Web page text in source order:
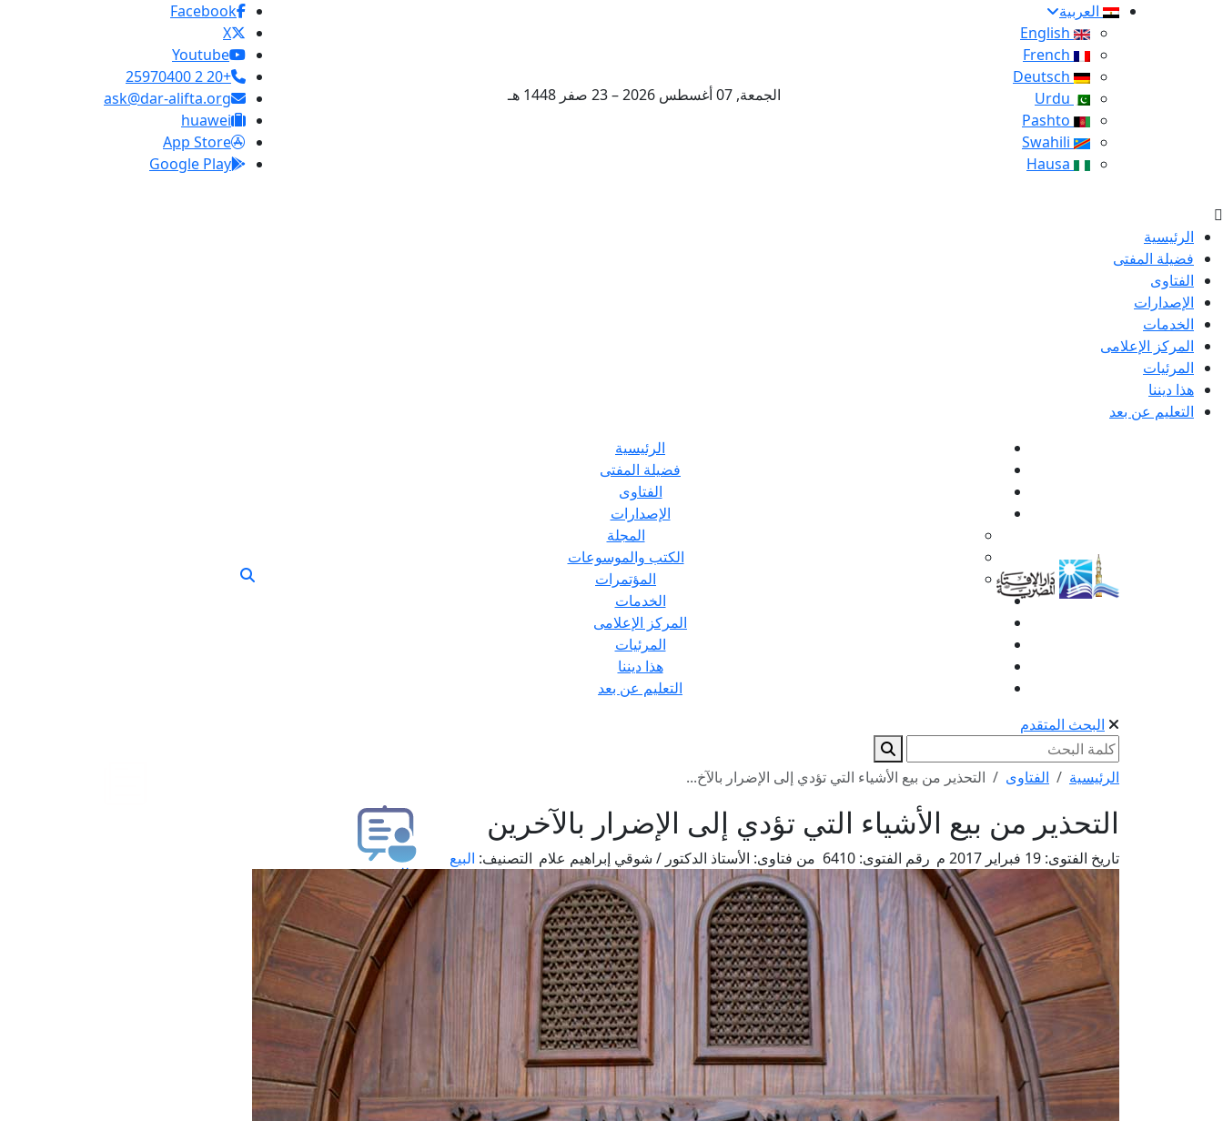
العربية
الجمعة, 07 أغسطس 2026 – 23 صفر 1448 هـ
Facebook
X
Youtube
+20 2 25970400
ask@dar-alifta.org
huawei
App Store
Google Play
الرئيسية
فضيلة المفتى
الفتاوى
الإصدارات
الخدمات
المركز الإعلامى
المرئيات
هذا ديننا
التعليم عن بعد
الرئيسية
فضيلة المفتى
الفتاوى
الإصدارات
المجلة
الكتب والموسوعات
المؤتمرات
الخدمات
المركز الإعلامى
المرئيات
هذا ديننا
التعليم عن بعد
البحث المتقدم
الرئيسية الفتاوى التحذير من بيع الأشياء التي تؤدي إلى الإضرار بالآخ...
التحذير من بيع الأشياء التي تؤدي إلى الإضرار بالآخرين
تاريخ الفتوى: رقم الفتوى: 6410 من فتاوى: الأستاذ الدكتور / شوقي إبراهيم علام التصنيف: البيع
طلب فتوى
استعلام عن فتوى
حجز موعد
الفتوى الهاتفية